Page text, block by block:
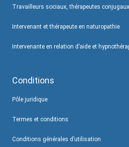
Travailleurs sociaux, thérapeutes
Intervenant et thérapeute en naturopathie
Intervenante en relation d’aide et
Conditions
Pôle juridique
Termes et conditions
Conditions générales d’utilisation